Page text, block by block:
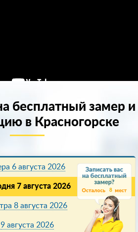
8
бесплатный замер и
в Красногорске
6 августа 2026
7 августа 2026
8 августа 2026
9 августа 2026